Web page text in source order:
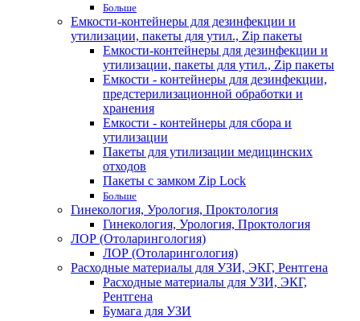
Больше
Емкости-контейнеры для дезинфекции и
утилизации, пакеты для утил., Zip пакеты
Емкости-контейнеры для дезинфекции и
утилизации, пакеты для утил., Zip пакеты
Емкости - контейнеры для дезинфекции,
предстерилизационной обработки и
хранения
Емкости - контейнеры для сбора и
утилизации
Пакеты для утилизации медицинских
отходов
Пакеты с замком Zip Lock
Больше
Гинекология, Урология, Проктология
Гинекология, Урология, Проктология
ЛОР (Отоларингология)
ЛОР (Отоларингология)
Расходные материалы для УЗИ, ЭКГ, Рентгена
Расходные материалы для УЗИ, ЭКГ,
Рентгена
Бумага для УЗИ